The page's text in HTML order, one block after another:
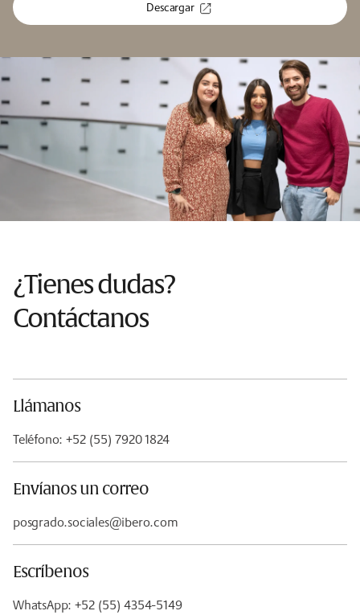
Descargar
¿Tienes dudas?
Contáctanos
Llámanos
Teléfono: +52 (55) 7920 1824
Envíanos un correo
posgrado.sociales@ibero.com
Escríbenos
WhatsApp: +52 (55) 4354-5149